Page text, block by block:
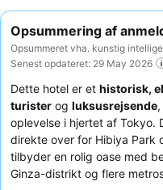
Opsummering af
Opsummeret vha. kunstig
Senest opdateret: 29 May 2026
Dette hotel er et historisk,
turister og luksusrejsende
oplevelse i hjertet af Tokyo.
direkte over for Hibiya Park
tilbyder en rolig oase med
Ginza-distrikt og flere